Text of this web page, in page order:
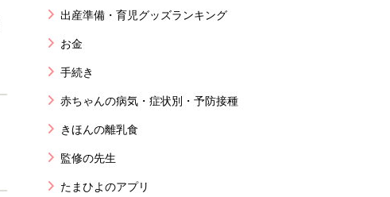
出産準備・育児グッズランキング
お金
手続き
赤ちゃんの病気・症状別・予防接種
きほんの離乳食
監修の先生
たまひよのアプリ